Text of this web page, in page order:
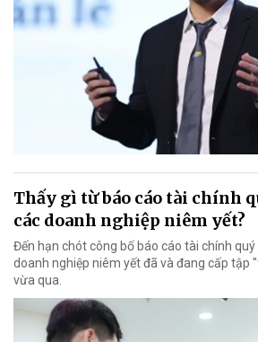
Thấy gì từ báo cáo tài chính
các doanh nghiệp niêm yết?
Đến hạn chót công bố báo cáo tài chính
doanh nghiệp niêm yết đã và đang cấp tập
vừa qua.